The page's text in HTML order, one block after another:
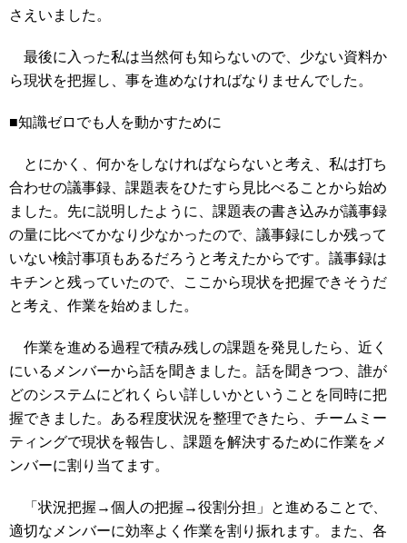
さえいました。
最後に入った私は当然何も知らないので、少ない資料か
ら現状を把握し、事を進めなければなりませんでした。
■知識ゼロでも人を動かすために
とにかく、何かをしなければならないと考え、私は打ち
合わせの議事録、課題表をひたすら見比べることから始め
ました。先に説明したように、課題表の書き込みが議事録
の量に比べてかなり少なかったので、議事録にしか残って
いない検討事項もあるだろうと考えたからです。議事録は
キチンと残っていたので、ここから現状を把握できそうだ
と考え、作業を始めました。
作業を進める過程で積み残しの課題を発見したら、近く
にいるメンバーから話を聞きました。話を聞きつつ、誰が
どのシステムにどれくらい詳しいかということを同時に把
握できました。ある程度状況を整理できたら、チームミー
ティングで現状を報告し、課題を解決するために作業をメ
ンバーに割り当てます。
「状況把握→個人の把握→役割分担」と進めることで、
適切なメンバーに効率よく作業を割り振れます。また、各